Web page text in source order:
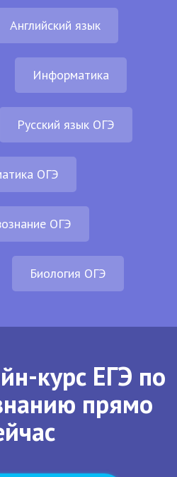
Английский язык
Информатика
Русский язык ОГЭ
ОГЭ
ОГЭ
Биология ОГЭ
курс ЕГЭ по
прямо